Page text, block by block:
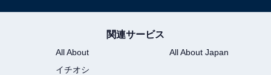
関連サービス
All About
All About Japan
イチオシ